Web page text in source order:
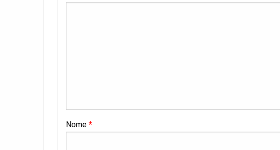
Nome *